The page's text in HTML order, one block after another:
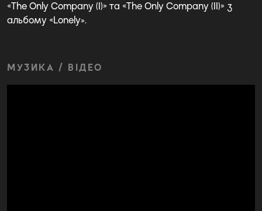
«The Only Company (I)» та «The Only Company (II)» з
альбому «Lonely».
МУЗИКА / ВІДЕО